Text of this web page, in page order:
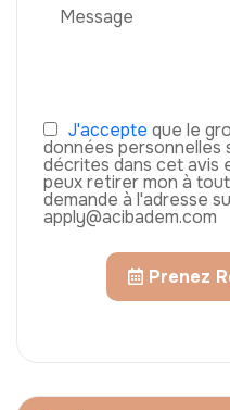
J'accepte que le
données personnelles
décrites dans cet avis
peux retirer mon à
demande à l'adresse
apply@acibadem.com
Prenez